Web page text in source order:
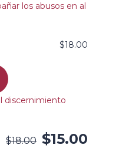
los abusos en al
$18.00
discernimiento
$18.00 $15.00